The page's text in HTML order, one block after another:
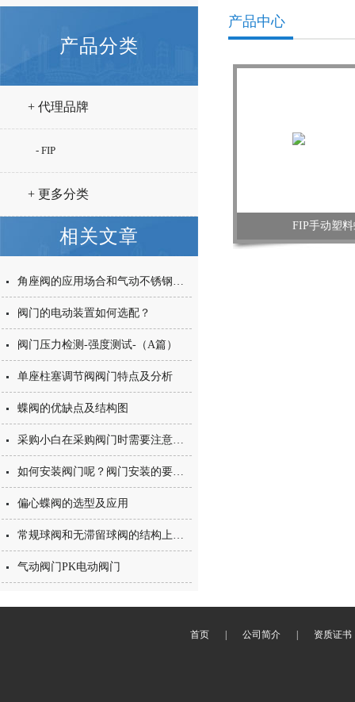
产品分类
+ 代理品牌
- FIP
+ 更多分类
相关文章
角座阀的应用场合和气动不锈钢角座阀结构特点
阀门的电动装置如何选配？
阀门压力检测-强度测试-（A篇）
单座柱塞调节阀阀门特点及分析
蝶阀的优缺点及结构图
采购小白在采购阀门时需要注意那些事项呢？
如何安装阀门呢？阀门安装的要点有哪些？
偏心蝶阀的选型及应用
常规球阀和无滞留球阀的结构上的区别是什么？
气动阀门PK电动阀门
产品中心
FIP手动塑
首页 公司简介 资质证书